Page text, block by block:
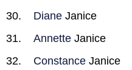
Diane Janice
Annette Janice
Constance Janice